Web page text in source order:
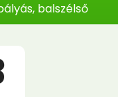
balszélső